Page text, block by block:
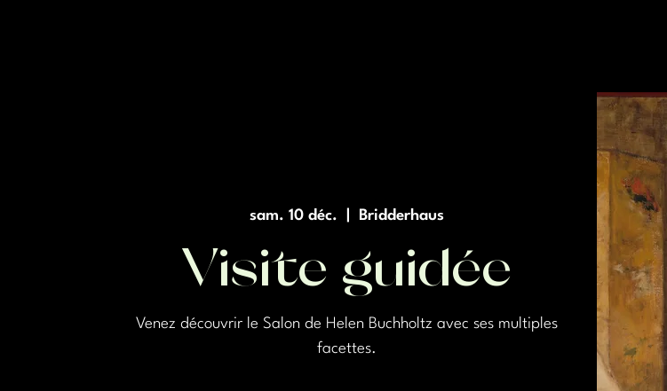
sam. 10 déc. Bridderhaus
Visite guidée
Venez découvrir le Salon de Helen Buchholtz avec ses multiples
facettes.